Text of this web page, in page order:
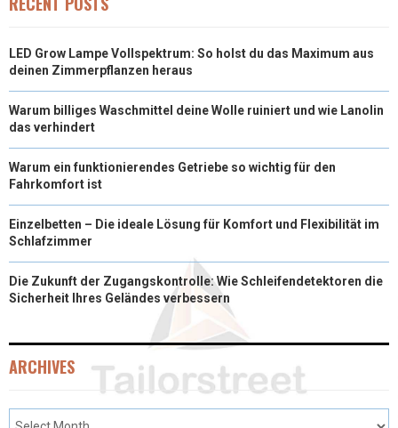
LED Grow Lampe Vollspektrum: So holst du das Maximum aus
deinen Zimmerpflanzen heraus
Warum billiges Waschmittel deine Wolle ruiniert und wie Lanolin
das verhindert
Warum ein funktionierendes Getriebe so wichtig für den
Fahrkomfort ist
Einzelbetten – Die ideale Lösung für Komfort und Flexibilität im
Schlafzimmer
Die Zukunft der Zugangskontrolle: Wie Schleifendetektoren die
Sicherheit Ihres Geländes verbessern
ARCHIVES